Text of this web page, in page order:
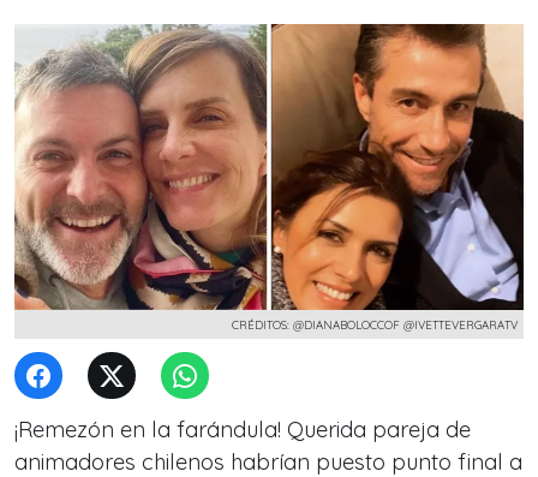
CRÉDITOS: @DIANABOLOCCOF @IVETTEVERGARATV
¡Remezón en la farándula! Querida pareja de
animadores chilenos habrían puesto punto final a